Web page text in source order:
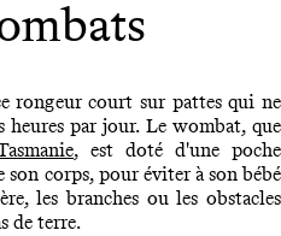
rongeur court sur pattes qui ne
heures par jour. Le wombat, que
, est doté d'une poche
corps, pour éviter à son bébé
les branches ou les obstacles
de terre.